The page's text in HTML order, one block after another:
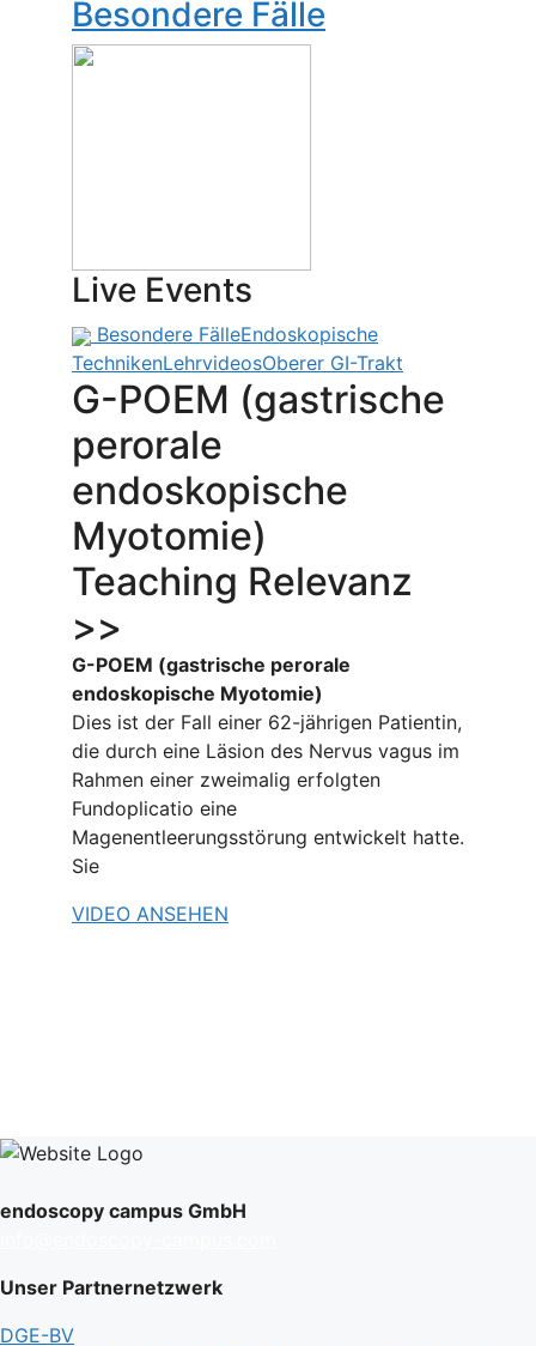
Besondere Fälle
Live Events
Besondere FälleEndoskopische
TechnikenLehrvideosOberer GI-Trakt
G-POEM (gastrische
perorale
endoskopische
Myotomie)
Teaching Relevanz
>>
G-POEM (gastrische perorale
endoskopische Myotomie)
Dies ist der Fall einer 62-jährigen Patientin,
die durch eine Läsion des Nervus vagus im
Rahmen einer zweimalig erfolgten
Fundoplicatio eine
Magenentleerungsstörung entwickelt hatte.
Sie
VIDEO ANSEHEN
endoscopy campus GmbH
Unser Partnernetzwerk
DGE-BV